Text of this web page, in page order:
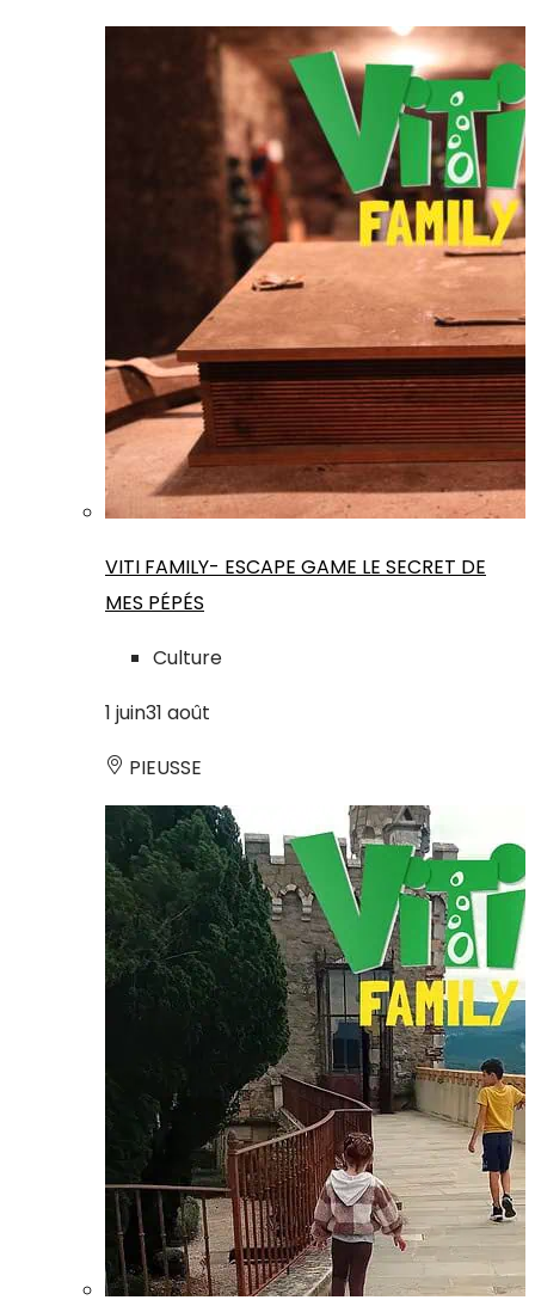
VITI FAMILY- ESCAPE GAME LE SECRET DE
MES PÉPÉS
Culture
1 juin31 août
PIEUSSE